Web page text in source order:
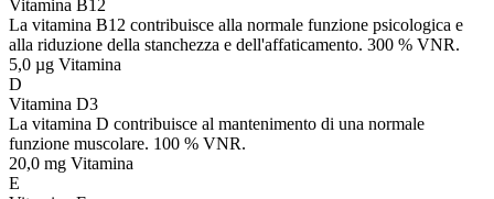
Vitamina B12
La vitamina B12 contribuisce alla normale funzione psicologica e
alla riduzione della stanchezza e dell'affaticamento. 300 % VNR.
5,0 µg Vitamina
D
Vitamina D3
La vitamina D contribuisce al mantenimento di una normale
funzione muscolare. 100 % VNR.
20,0 mg Vitamina
E